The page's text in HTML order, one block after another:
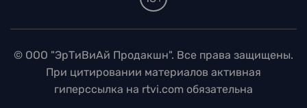
© ООО "ЭрТиВиАй Продакшн". Все права защищены.
При цитировании материалов активная
гиперссылка на rtvi.com обязательна